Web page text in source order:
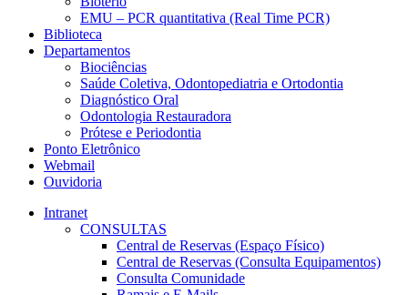
EMU – PCR quantitativa (Real Time PCR)
Biblioteca
Departamentos
Biociências
Saúde Coletiva, Odontopediatria e Ortodontia
Diagnóstico Oral
Odontologia Restauradora
Prótese e Periodontia
Ponto Eletrônico
Webmail
Ouvidoria
Intranet
CONSULTAS
Central de Reservas (Espaço Físico)
Central de Reservas (Consulta Equipamentos)
Consulta Comunidade